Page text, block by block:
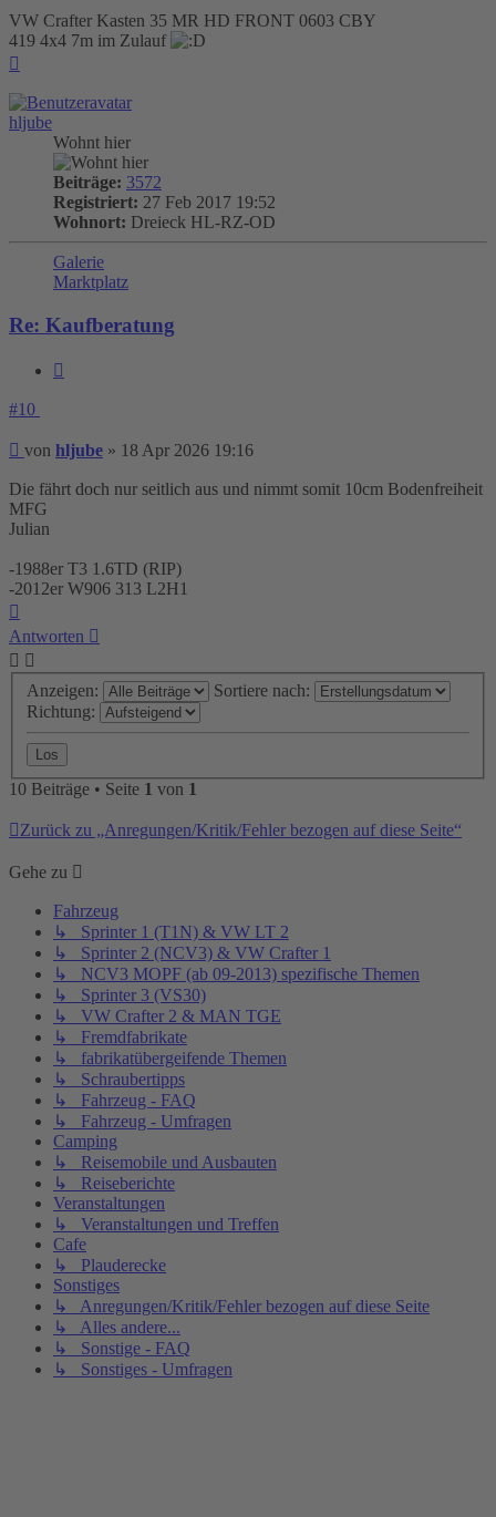
VW Crafter Kasten 35 MR HD FRONT 0603 CBY
419 4x4 7m im Zulauf
hljube
Wohnt hier
Beiträge: 3572
Registriert: 27 Feb 2017 19:52
Wohnort: Dreieck HL-RZ-OD
Galerie
Marktplatz
Re: Kaufberatung
#10
Beitrag
von hljube » 18 Apr 2026 19:16
Die fährt doch nur seitlich aus und nimmt somit 10cm Bodenfreiheit
MFG
Julian
-1988er T3 1.6TD (RIP)
-2012er W906 313 L2H1
Antworten
Anzeigen:
Sortiere nach:
Richtung:
10 Beiträge • Seite 1 von 1
Zurück zu „Anregungen/Kritik/Fehler bezogen auf diese Seite“
Gehe zu
Fahrzeug
↳ Sprinter 1 (T1N) & VW LT 2
↳ Sprinter 2 (NCV3) & VW Crafter 1
↳ NCV3 MOPF (ab 09-2013) spezifische Themen
↳ Sprinter 3 (VS30)
↳ VW Crafter 2 & MAN TGE
↳ Fremdfabrikate
↳ fabrikatübergeifende Themen
↳ Schraubertipps
↳ Fahrzeug - FAQ
↳ Fahrzeug - Umfragen
Camping
↳ Reisemobile und Ausbauten
↳ Reiseberichte
Veranstaltungen
↳ Veranstaltungen und Treffen
Cafe
↳ Plauderecke
Sonstiges
↳ Anregungen/Kritik/Fehler bezogen auf diese Seite
↳ Alles andere...
↳ Sonstige - FAQ
↳ Sonstiges - Umfragen